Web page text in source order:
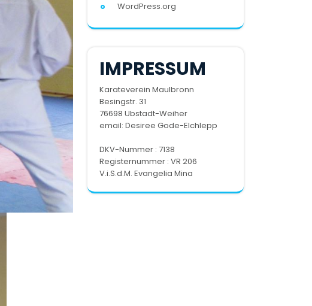
WordPress.org
IMPRESSUM
Karateverein Maulbronn
Besingstr. 31
76698 Ubstadt-Weiher
email: Desiree Gode-Elchlepp
DKV-Nummer : 7138
Registernummer : VR 206
V.i.S.d.M. Evangelia Mina